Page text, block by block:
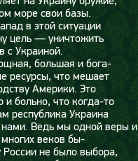
море свои базы.
в этой ситуации
цель — уничтожить
с Украиной.
большая и бога-
ресурсы, что мешает
Америки. Это
и больно, что когда-то
республика Украина
нами. Ведь мы одной веры и
веков бы-
не было выбора,